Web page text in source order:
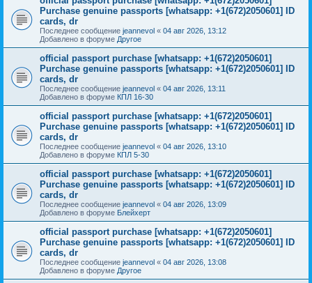
Purchase genuine passports [whatsapp: +1(672)2050601] ID
cards, dr
Последнее сообщение jeannevol « 04 авг 2026, 13:12
Добавлено в форуме Другое
official passport purchase [whatsapp: +1(672)2050601]
Purchase genuine passports [whatsapp: +1(672)2050601] ID
cards, dr
Последнее сообщение jeannevol « 04 авг 2026, 13:11
Добавлено в форуме КПЛ 16-30
official passport purchase [whatsapp: +1(672)2050601]
Purchase genuine passports [whatsapp: +1(672)2050601] ID
cards, dr
Последнее сообщение jeannevol « 04 авг 2026, 13:10
Добавлено в форуме КПЛ 5-30
official passport purchase [whatsapp: +1(672)2050601]
Purchase genuine passports [whatsapp: +1(672)2050601] ID
cards, dr
Последнее сообщение jeannevol « 04 авг 2026, 13:09
Добавлено в форуме Блейхерт
official passport purchase [whatsapp: +1(672)2050601]
Purchase genuine passports [whatsapp: +1(672)2050601] ID
cards, dr
Последнее сообщение jeannevol « 04 авг 2026, 13:08
Добавлено в форуме Другое